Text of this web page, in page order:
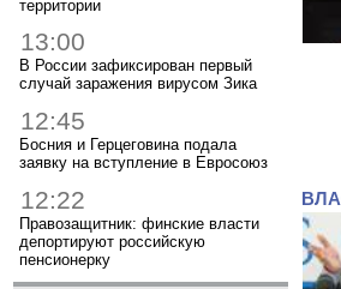
территории
13:00
В России зафиксирован первый
случай заражения вирусом Зика
12:45
Босния и Герцеговина подала
заявку на вступление в Евросоюз
12:22
Правозащитник: финские власти
депортируют российскую
пенсионерку